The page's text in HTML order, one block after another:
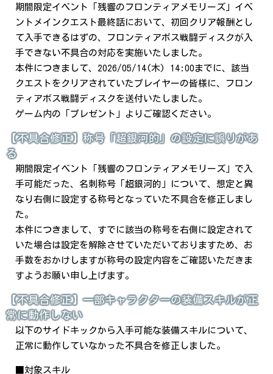
期間限定イベント「残響のフロンティアメモリーズ」イベ
ントメインクエスト最終話において、初回クリア報酬とし
て入手できるはずの、フロンティアボス戦闘ディスクが入
手できない不具合の対応を実施いたしました。
本件につきまして、2026/05/14(木) 14:00までに、該当
クエストをクリアされていたプレイヤーの皆様に、フロン
ティアボス戦闘ディスクを送付いたしました。
ゲーム内の「プレゼント」よりご確認ください。
【不具合修正】称号「超銀河的」の設定に誤りがあ
る
期間限定イベント「残響のフロンティアメモリーズ」で入
手可能だった、名刺称号「超銀河的」について、想定と異
なり右側に設定する称号となっていた不具合を修正しまし
た。
本件につきまして、すでに該当の称号を右側に設定されて
いた場合は設定を解除させていただいておりますため、お
手数をおかけしますが称号の設定内容をご確認いただきま
すようお願い申し上げます。
【不具合修正】一部キャラクターの装備スキルが正
常に動作しない
以下のサイドキックから入手可能な装備スキルについて、
正常に動作していなかった不具合を修正しました。
■対象スキル